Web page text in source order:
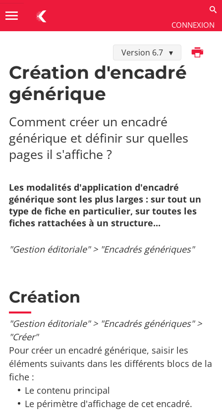
CONNEXION
menu
Version 6.7Imprimer
→Encadrés génériques
Création d'encadré
générique
Comment créer un encadré
générique et définir sur quelles
pages il s'affiche ?
Les modalités d'application d'encadré
générique sont les plus larges : sur tout un
type de fiche en particulier, sur toutes les
fiches rattachées à un structure...
"Gestion éditoriale" > "Encadrés génériques"
Création
"Gestion éditoriale" > "Encadrés génériques" >
"Créer"
Pour créer un encadré générique, saisir les
éléments suivants dans les différents blocs de la
fiche :
Le contenu principal
Le périmètre d'affichage de cet encadré.